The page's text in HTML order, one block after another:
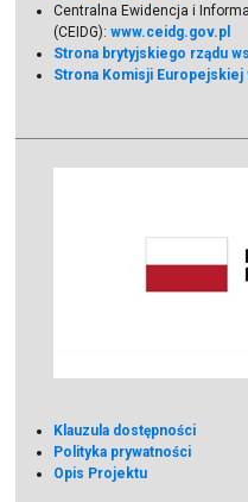
Centralna Ewidencja i
(CEIDG):www.ceidg.gov.pl
Strona brytyjskiego rządu
Strona Komisji Europejskiej
Klauzula dostępności
Polityka prywatności
Opis Projektu